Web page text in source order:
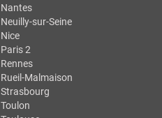
Nantes
Neuilly-sur-Seine
Nice
Paris 2
Rennes
Rueil-Malmaison
Strasbourg
Toulon